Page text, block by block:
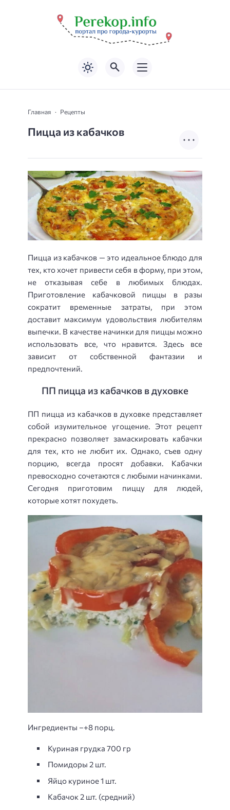
Главная Рецепты
Пицца из кабачков
Пицца из кабачков — это идеальное блюдо для
тех, кто хочет привести себя в форму, при этом,
не отказывая себе в любимых блюдах.
Приготовление кабачковой пиццы в разы
сократит временные затраты, при этом
доставит максимум удовольствия любителям
выпечки. В качестве начинки для пиццы можно
использовать все, что нравится. Здесь все
зависит от собственной фантазии и
предпочтений.
ПП пицца из кабачков в духовке
ПП пицца из кабачков в духовке представляет
собой изумительное угощение. Этот рецепт
прекрасно позволяет замаскировать кабачки
для тех, кто не любит их. Однако, съев одну
порцию, всегда просят добавки. Кабачки
превосходно сочетаются с любыми начинками.
Сегодня приготовим пиццу для людей,
которые хотят похудеть.
Ингредиенты –+8 порц.
Куриная грудка 700 гр
Помидоры 2 шт.
Яйцо куриное 1 шт.
Кабачок 2 шт. (средний)